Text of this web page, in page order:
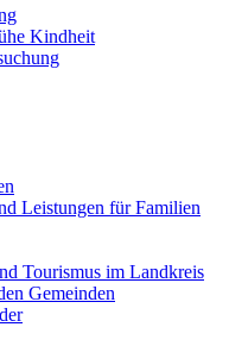
Kindheit
Leistungen für Familien
Tourismus im Landkreis
Gemeinden